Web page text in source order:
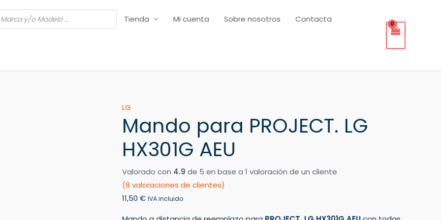
Tienda Mi cuenta Sobre nosotros Contacta
LG
Mando para PROJECT. LG
HX301G AEU
Valorado con 4.9 de 5 en base a 1 valoración de un cliente
(8 valoraciones de clientes)
11,50 € IVA incluido
Mando
para
PROJECT.
LG
AEU
cantidad